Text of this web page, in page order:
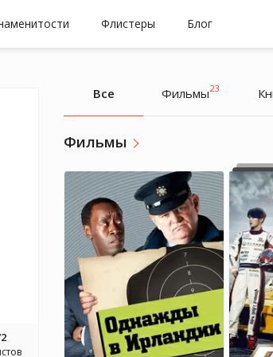
Флистеры Блог
Все Фильмы23
Фильмы
Ульяна Улилай
блогер